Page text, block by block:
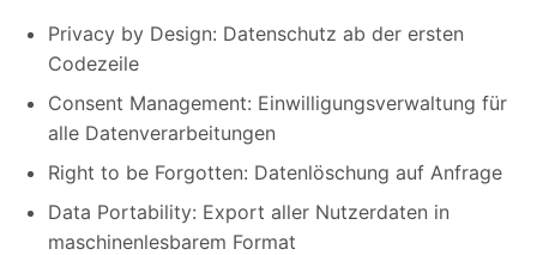
Privacy by Design: Datenschutz ab der ersten
Codezeile
Consent Management: Einwilligungsverwaltung für
alle Datenverarbeitungen
Right to be Forgotten: Datenlöschung auf Anfrage
Data Portability: Export aller Nutzerdaten in
maschinenlesbarem Format